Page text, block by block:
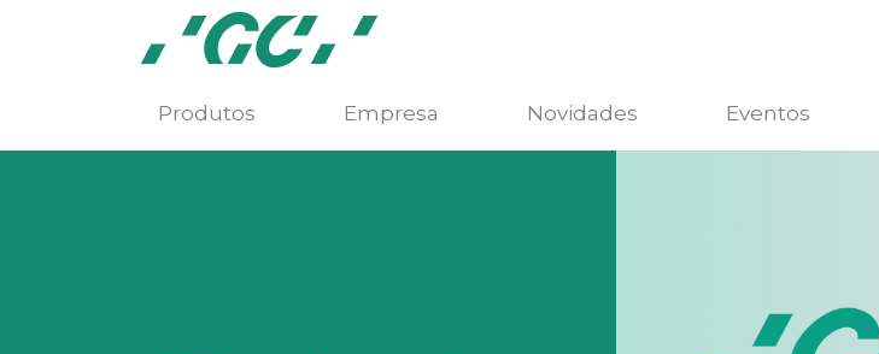
Produtos Empresa Novidades Eventos